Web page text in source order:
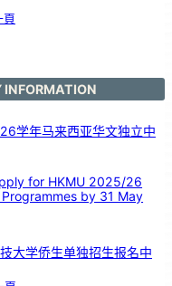
頁
INFORMATION
学年马来西亚华文独立中
for HKMU 2025/26
by 31 May
大学侨生单独招生报名中